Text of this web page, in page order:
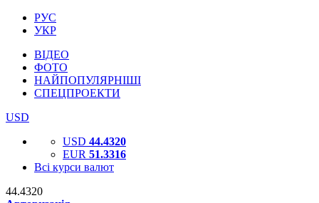
РУС
УКР
ВІДЕО
ФОТО
НАЙПОПУЛЯРНІШІ
СПЕЦПРОЕКТИ
USD
USD 44.4320
EUR 51.3316
Всі курси валют
44.4320